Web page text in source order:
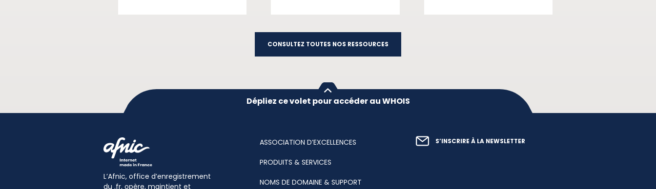
CONSULTEZ TOUTES NOS RESSOURCES
Dépliez ce volet pour accéder au WHOIS
L’Afnic, office d’enregistrement
du .fr, opère, maintient et
ASSOCIATION D’EXCELLENCES
PRODUITS & SERVICES
NOMS DE DOMAINE & SUPPORT
S’INSCRIRE À LA NEWSLETTER